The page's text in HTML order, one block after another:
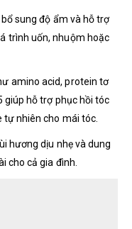
sung độ ẩm và hỗ trợ
trình uốn, nhuộm hoặc
amino acid, protein tơ
hỗ trợ phục hồi tóc
tự nhiên cho mái tóc.
hương dịu nhẹ và dung
cho cả gia đình.